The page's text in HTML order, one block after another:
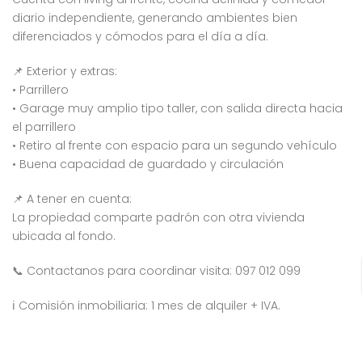
diario independiente, generando ambientes bien
diferenciados y cómodos para el día a día.
📌 Exterior y extras:
• Parrillero
• Garage muy amplio tipo taller, con salida directa hacia
el parrillero
• Retiro al frente con espacio para un segundo vehículo
• Buena capacidad de guardado y circulación
📌 A tener en cuenta:
La propiedad comparte padrón con otra vivienda
ubicada al fondo.
📞 Contactanos para coordinar visita: 097 012 099
ℹ️ Comisión inmobiliaria: 1 mes de alquiler + IVA.